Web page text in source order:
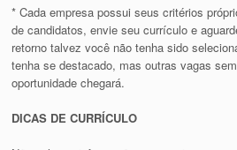
* Cada empresa possui seus critérios
de candidatos, envie seu currículo e
retorno talvez você não tenha sido
tenha se destacado, mas outras vagas
oportunidade chegará.
DICAS DE CURRÍCULO